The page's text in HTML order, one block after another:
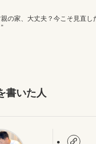
の家、大丈夫？今こそ見直し
書いた人